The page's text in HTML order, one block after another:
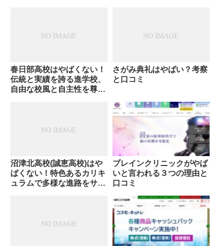
春日部高校はやばくない！
伝統と実績を誇る進学校、
自由な校風と自主性を尊重
さがみ典礼はやばい？考察
と口コミ
沼津北高校(誠恵高校)はや
ばくない！特色あるカリキ
ュラムで多様な進路をサポ
ブレインクリニックがやば
いと言われる３つの理由と
口コミ